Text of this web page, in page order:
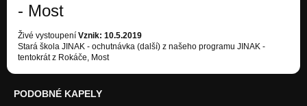
- Most
Živé vystoupení Vznik: 10.5.2019
Stará škola JINAK - ochutnávka (další) z našeho programu JINAK -
tentokrát z Rokáče, Most
PODOBNÉ KAPELY